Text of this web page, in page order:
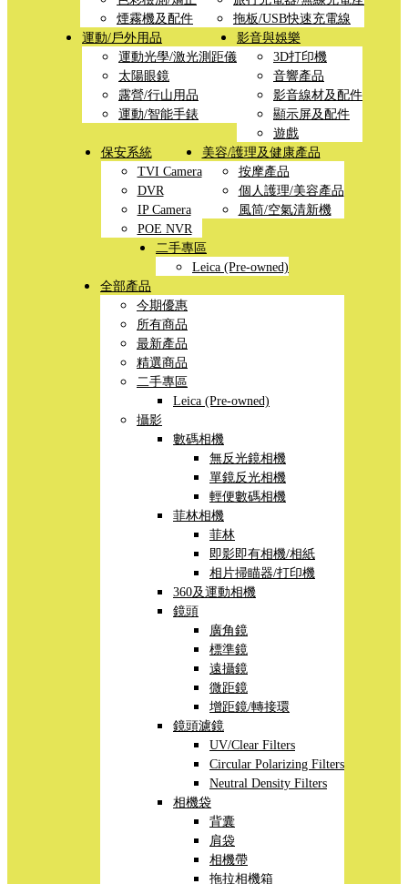
煙霧機及配件
拖板/USB快速充電線
運動/戶外用品
運動光學/激光測距儀
太陽眼鏡
露營/行山用品
運動/智能手錶
影音與娛樂
3D打印機
音響產品
影音線材及配件
顯示屏及配件
遊戲
保安系統
TVI Camera
DVR
IP Camera
POE NVR
美容/護理及健康產品
按摩產品
個人護理/美容產品
風筒/空氣清新機
二手專區
Leica (Pre-owned)
全部產品
今期優惠
所有商品
最新產品
精選商品
二手專區
Leica (Pre-owned)
攝影
數碼相機
無反光鏡相機
單鏡反光相機
輕便數碼相機
菲林相機
菲林
即影即有相機/相紙
相片掃瞄器/打印機
360及運動相機
鏡頭
廣角鏡
標準鏡
遠攝鏡
微距鏡
增距鏡/轉接環
鏡頭濾鏡
UV/Clear Filters
Circular Polarizing Filters
Neutral Density Filters
相機袋
背囊
肩袋
相機帶
拖拉相機箱